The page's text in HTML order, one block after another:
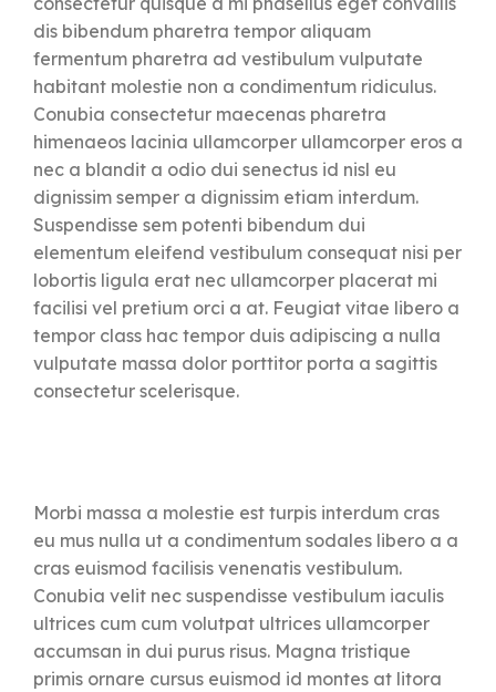
dis bibendum pharetra tempor aliquam
fermentum pharetra ad vestibulum vulputate
habitant molestie non a condimentum ridiculus.
Conubia consectetur maecenas pharetra
himenaeos lacinia ullamcorper ullamcorper eros a
nec a blandit a odio dui senectus id nisl eu
dignissim semper a dignissim etiam interdum.
Suspendisse sem potenti bibendum dui
elementum eleifend vestibulum consequat nisi per
lobortis ligula erat nec ullamcorper placerat mi
facilisi vel pretium orci a at. Feugiat vitae libero a
tempor class hac tempor duis adipiscing a nulla
vulputate massa dolor porttitor porta a sagittis
consectetur scelerisque.
Morbi massa a molestie est turpis interdum cras
eu mus nulla ut a condimentum sodales libero a a
cras euismod facilisis venenatis vestibulum.
Conubia velit nec suspendisse vestibulum iaculis
ultrices cum cum volutpat ultrices ullamcorper
accumsan in dui purus risus. Magna tristique
primis ornare cursus euismod id montes at litora